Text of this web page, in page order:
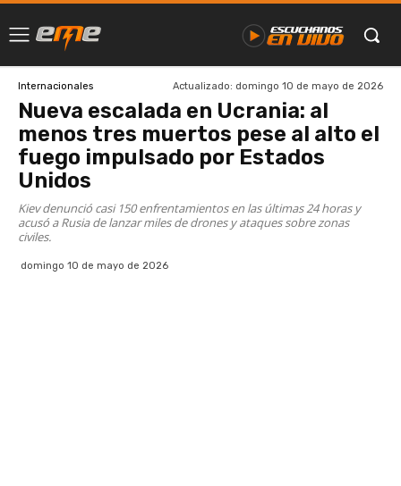
Internacionales Actualizado: domingo 10 de mayo de 2026
Nueva escalada en Ucrania: al
menos tres muertos pese al alto el
fuego impulsado por Estados
Unidos
Kiev denunció casi 150 enfrentamientos en las últimas 24 horas y
acusó a Rusia de lanzar miles de drones y ataques sobre zonas
civiles.
domingo 10 de mayo de 2026